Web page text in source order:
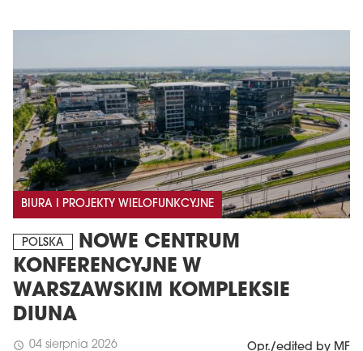
BIURA I PROJEKTY WIELOFUNKCYJNE
POLSKA
NOWE CENTRUM
KONFERENCYJNE W
WARSZAWSKIM KOMPLEKSIE
DIUNA
schedule 04 sierpnia 2026 Opr./edited by MF